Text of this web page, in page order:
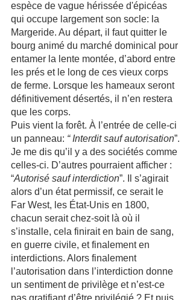
espèce de vague hérissée d'épicéas
qui occupe largement son socle: la
Margeride. Au départ, il faut quitter le
bourg animé du marché dominical pour
entamer la lente montée, d’abord entre
les prés et le long de ces vieux corps
de ferme. Lorsque les hameaux seront
définitivement désertés, il n’en restera
que les corps.
Puis vient la forêt. À l’entrée de celle-ci
un panneau: “ Interdit sauf autorisation”.
Je me dis qu’il y a des sociétés comme
celles-ci. D’autres pourraient afficher :
“Autorisé sauf interdiction”. Il s’agirait
alors d’un état permissif, ce serait le
Far West, les État-Unis en 1800,
chacun serait chez-soit là où il
s’installe, cela finirait en bain de sang,
en guerre civile, et finalement en
interdictions. Alors finalement
l’autorisation dans l’interdiction donne
un sentiment de privilège et n’est-ce
pas gratifiant d’être privilégié ? Et puis